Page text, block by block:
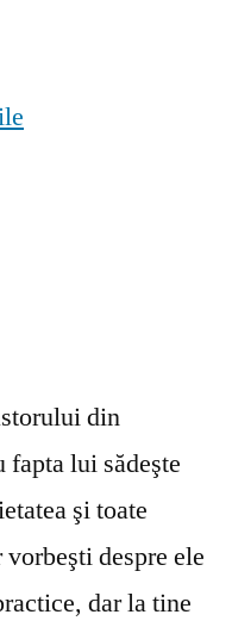
din
lui sădeşte
şi toate
despre ele
dar la tine